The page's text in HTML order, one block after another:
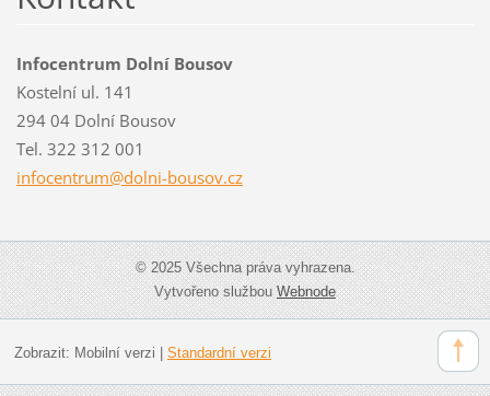
Infocentrum Dolní Bousov
Kostelní ul. 141
294 04 Dolní Bousov
Tel. 322 312 001
infocentrum@dolni-bousov.cz
© 2025 Všechna práva vyhrazena.
Vytvořeno službouWebnode
Zobrazit: Mobilní verzi Standardní verzi